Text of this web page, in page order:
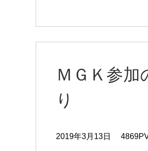
ＭＧＫ参
り
2019年3月13日